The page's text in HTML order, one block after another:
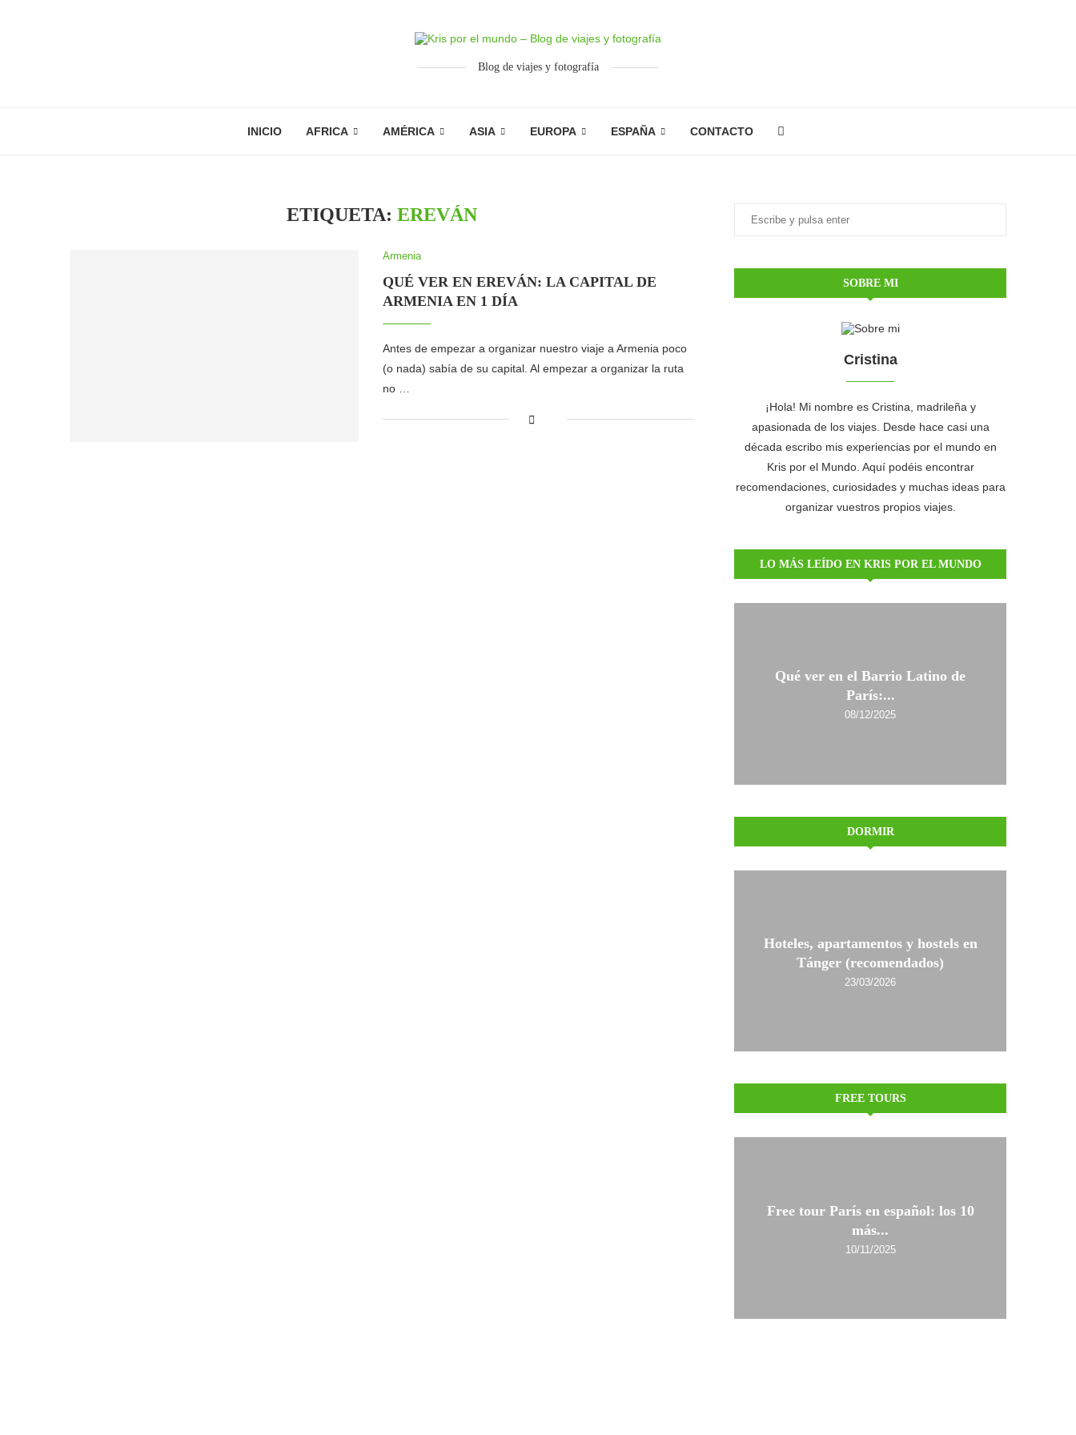
Blog de viajes y fotografía
INICIO AFRICA AMÉRICA ASIA EUROPA ESPAÑA CONTACTO
ETIQUETA: EREVÁN
Armenia
QUÉ VER EN EREVÁN: LA CAPITAL DE
ARMENIA EN 1 DÍA
Antes de empezar a organizar nuestro viaje a Armenia poco
(o nada) sabía de su capital. Al empezar a organizar la ruta
no …
SOBRE MI
Cristina
¡Hola! Mi nombre es Cristina, madrileña y
apasionada de los viajes. Desde hace casi una
década escribo mis experiencias por el mundo en
Kris por el Mundo. Aquí podéis encontrar
recomendaciones, curiosidades y muchas ideas para
organizar vuestros propios viajes.
LO MÁS LEÍDO EN KRIS POR EL MUNDO
Qué ver en el Barrio Latino de
París:...
08/12/2025
DORMIR
Hoteles, apartamentos y hostels en
Tánger (recomendados)
23/03/2026
FREE TOURS
Free tour París en español: los 10
más...
10/11/2025